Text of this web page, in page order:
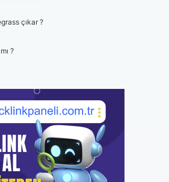
çıkar ?
?